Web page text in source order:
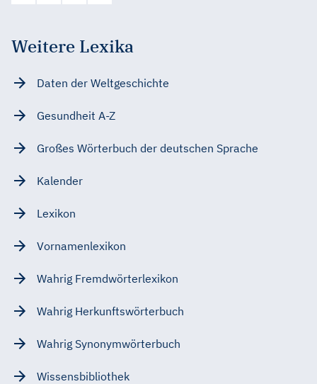
Weitere Lexika
Daten der Weltgeschichte
Gesundheit A-Z
Großes Wörterbuch der deutschen Sprache
Kalender
Lexikon
Vornamenlexikon
Wahrig Fremdwörterlexikon
Wahrig Herkunftswörterbuch
Wahrig Synonymwörterbuch
Wissensbibliothek